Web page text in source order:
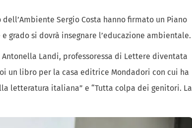
Sergio Costa hanno firmato un Piano
grado si dovrà insegnare l’educazione ambientale.
Landi, professoressa di Lettere diventata
un libro per la casa editrice Mondadori con cui ha
letteratura italiana” e “Tutta colpa dei genitori. La